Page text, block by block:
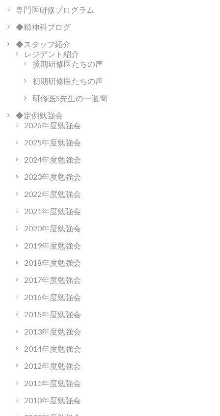
専門医研修プログラム
◆精神科ブログ
◆スタッフ紹介
レジデント紹介
後期研修医たちの声
初期研修医たちの声
研修医S先生の一週間
◆定例勉強会
2026年度勉強会
2025年度勉強会
2024年度勉強会
2023年度勉強会
2022年度勉強会
2021年度勉強会
2020年度勉強会
2019年度勉強会
2018年度勉強会
2017年度勉強会
2016年度勉強会
2015年度勉強会
2013年度勉強会
2014年度勉強会
2012年度勉強会
2011年度勉強会
2010年度勉強会